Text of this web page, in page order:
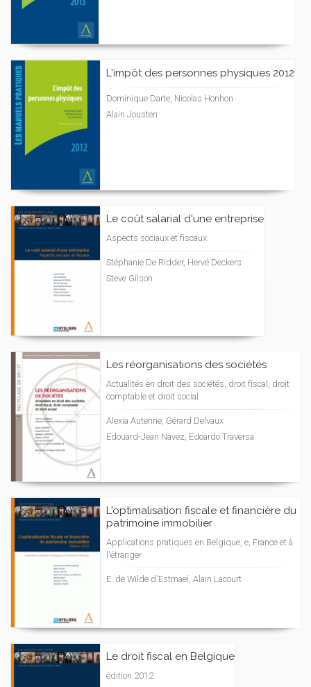
L'impôt des personnes physiques 2012
Dominique Darte, Nicolas Honhon
Alain Jousten
Le coût salarial d'une entreprise
Aspects sociaux et fiscaux
Stéphanie De Ridder, Hervé Deckers
Steve Gilson
Les réorganisations des sociétés
Actualités en droit des sociétés, droit fiscal, droit
comptable et droit social
Alexia Autenne, Gérard Delvaux
Edouard-Jean Navez, Edoardo Traversa
L'optimalisation fiscale et financière du
patrimoine immobilier
Applications pratiques en Belgique, e, France et à
l'étranger
E. de Wilde d'Estmael, Alain Lacourt
Le droit fiscal en Belgique
édition 2012